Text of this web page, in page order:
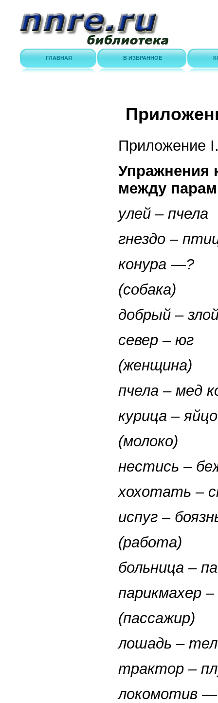
ГЛАВНАЯ В ИЗБРАННОЕ
Приложение
Упражнения
между
улей – пчела
гнездо –
конура —?
(собака)
добрый –
север – юг
(женщина)
пчела – мед
курица – яйцо
(молоко)
нестись –
хохотать –
испуг –
(работа)
больница –
парикмахер
(пассажир)
лошадь –
трактор –
локомотив